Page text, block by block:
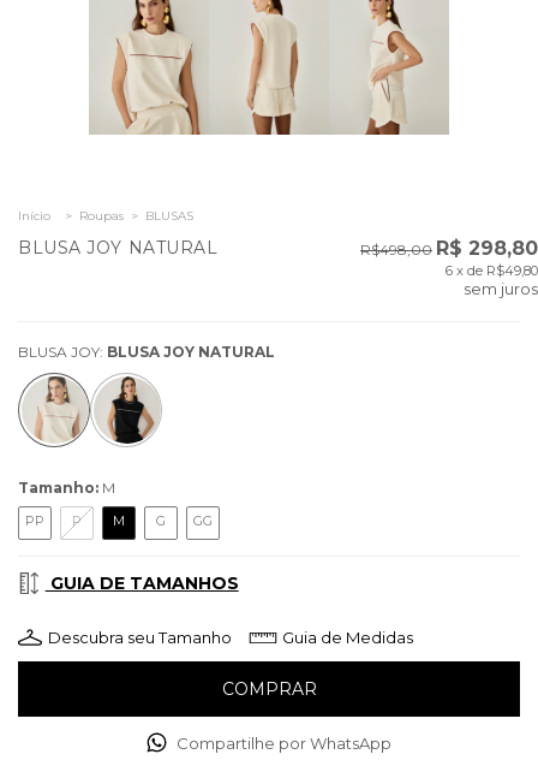
Início > Roupas > BLUSAS
BLUSA JOY NATURAL R$498,00 R$ 298,80
6 x de R$49,80
sem juros
BLUSA JOY: BLUSA JOY NATURAL
Tamanho: M
PP P M G GG
GUIA DE TAMANHOS
Descubra seu Tamanho Guia de Medidas
Compartilhe por WhatsApp